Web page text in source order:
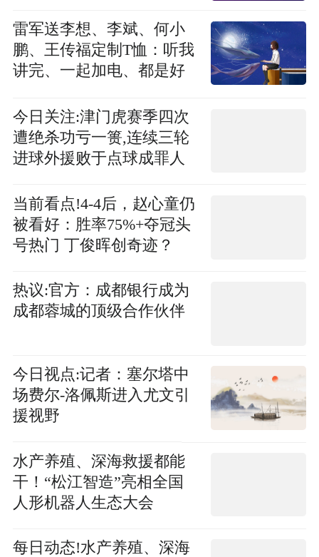
雷军送李想、李斌、何小
鹏、王传福定制T恤：听我
讲完、一起加电、都是好
车
今日关注:津门虎赛季四次
遭绝杀功亏一篑,连续三轮
进球外援败于点球成罪人
当前看点!4-4后，赵心童仍
被看好：胜率75%+夺冠头
号热门 丁俊晖创奇迹？
热议:官方：成都银行成为
成都蓉城的顶级合作伙伴
今日视点:记者：塞尔塔中
场费尔-洛佩斯进入尤文引
援视野
水产养殖、深海救援都能
干！“松江智造”亮相全国
人形机器人生态大会
每日动态!水产养殖、深海